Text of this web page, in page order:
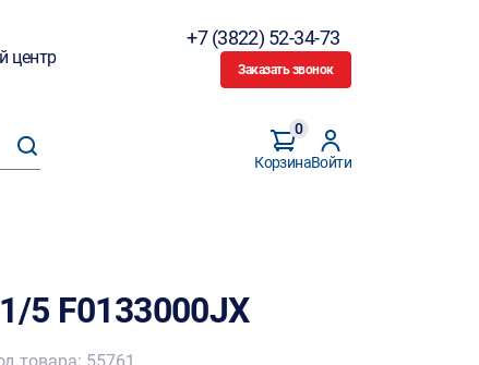
центр
+7 (3822) 52-34-73
Заказать звонок
Корзина
0
Войти
5 F0133000JX